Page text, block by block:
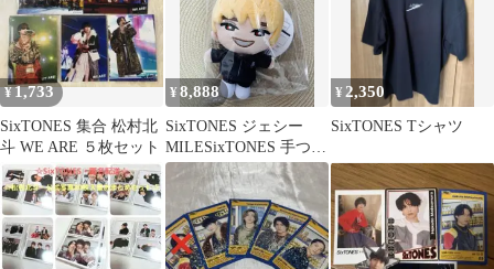
¥1,733
SixTONES 集合 松村北
斗 WE ARE ５枚セット
¥8,888
SixTONES ジェシー
MILESixTONES 手つな
ぎストぬい
¥2,350
SixTONES Tシャツ